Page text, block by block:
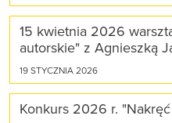
15 kwietnia 2026
autorskie" z Agnieszką
19 STYCZNIA 2026
Konkurs 2026 r.